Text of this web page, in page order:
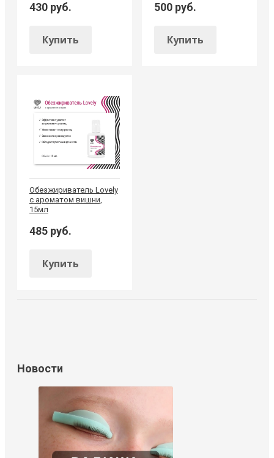
430 руб.
Купить
500 руб.
Купить
Обезжириватель Lovely
с ароматом вишни,
15мл
485 руб.
Купить
Новости